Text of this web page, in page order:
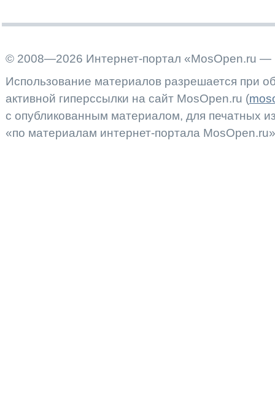
© 2008—2026 Интернет-портал «MosOpen.ru —
Использование материалов разрешается при
активной гиперссылки на сайт MosOpen.ru (
с опубликованным материалом, для печатных
«по материалам интернет-портала